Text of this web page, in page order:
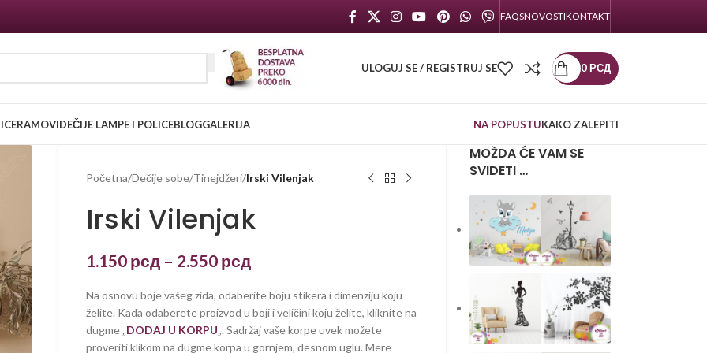
FAQSNOVOSTIKONTAKT
ULOGUJ SE / REGISTRUJ SE 0РСД
RAMOVIDEČIJE LAMPE I POLICEBLOGGALERIJA NA POPUSTUKAKO ZALEPITI
Početna/Dečije sobe/Tinejdžeri/Irski Vilenjak
Irski Vilenjak
1.150 рсд – 2.550 рсд
Na osnovu boje vašeg zida, odaberite boju stikera i dimenziju koju
želite. Kada odaberete proizvod u boji i veličini koju želite, kliknite na
dugme „DODAJ U KORPU„. Sadržaj vaše korpe uvek možete
proveriti klikom na dugme korpa u gornjem, desnom uglu. Mere
MOŽDA ĆE VAM SE
SVIDETI …